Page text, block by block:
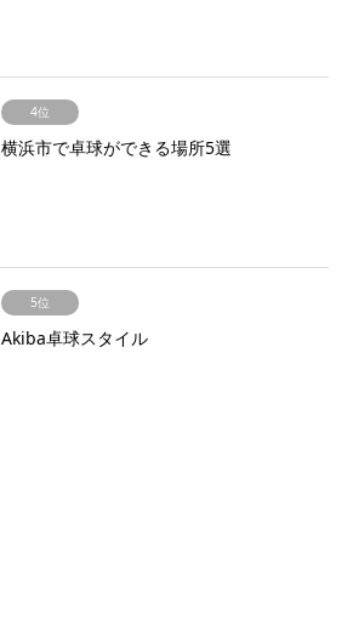
4位
横浜市で卓球ができる場所5選
5位
Akiba卓球スタイル